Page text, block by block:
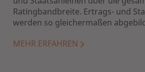
Ratingbandbreite. Ertrags- und
werden so gleichermaßen
MEHR ERFAHREN